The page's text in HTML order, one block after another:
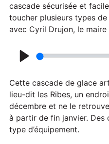
cascade sécurisée et
toucher plusieurs types
avec Cyril Drujon, le maire
l
a
y
Cette cascade de glace
lieu-dit les Ribes, un
décembre et ne le
à partir de fin janvier. Des
type d’équipement.